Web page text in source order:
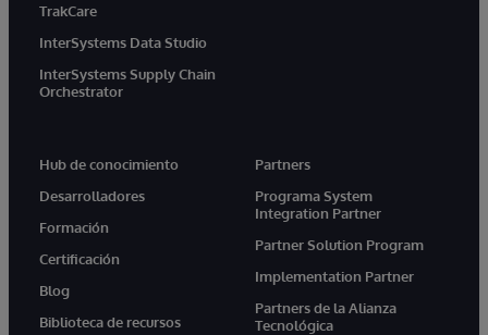
TrakCare
InterSystems Data Studio
InterSystems Supply Chain
Orchestrator
Hub de conocimiento
Desarrolladores
Formación
Certificación
Blog
Biblioteca de recursos
Partners
Programa System
Integration Partner
Partner Solution Program
Implementation Partner
Partners de la Alianza
Tecnológica